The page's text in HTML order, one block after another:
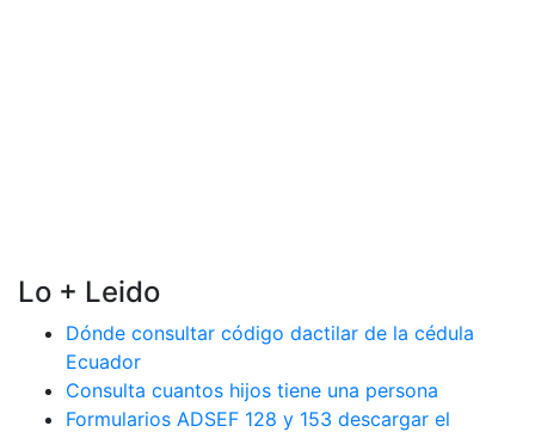
Lo + Leido
Dónde consultar código dactilar de la cédula
Ecuador
Consulta cuantos hijos tiene una persona
Formularios ADSEF 128 y 153 descargar el